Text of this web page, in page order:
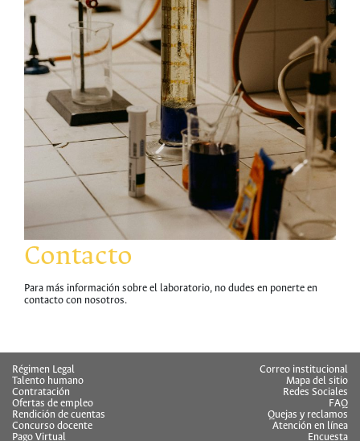
Contacto
Para más información sobre el laboratorio, no dudes en ponerte en
contacto con nosotros.
Régimen Legal
Talento humano
Contratación
Ofertas de empleo
Rendición de cuentas
Concurso docente
Pago Virtual
Correo institucional
Mapa del sitio
Redes Sociales
FAQ
Quejas y reclamos
Atención en línea
Encuesta